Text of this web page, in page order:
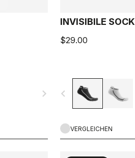
navigate_next
INVISIBILE SOCK
$29.00
navigate_before
VERGLEICHEN